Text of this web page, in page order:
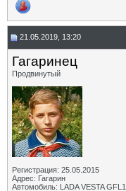
21.05.2019, 13:20
Гагаринец
Продвинутый
Регистрация: 25.05.2015
Адрес: Гагарин
Автомобиль: LADA VESTA